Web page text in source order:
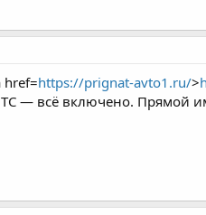
href=https://prignat-avto1.ru/>
— всё включено. Прямой